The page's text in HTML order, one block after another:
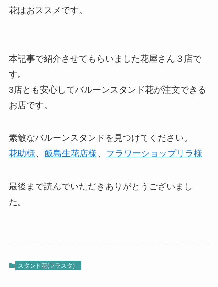
花はおススメです。
本記事で紹介させてもらいました花屋さん３店で
す。
3店とも安心してバルーンスタンド花が注文できる
お店です。
素敵なバルーンスタンドを見つけてください。
花助様 、 飯島生花店様 、 フラワーショップリラ様
最後まで読んでいただきありがとうございまし
た。
スタンド花(フラスタ）